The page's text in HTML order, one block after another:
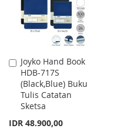
Joyko Hand Book
HDB-717S
(Black,Blue) Buku
Tulis Catatan
Sketsa
IDR 48.900,00
Add
to
Cart